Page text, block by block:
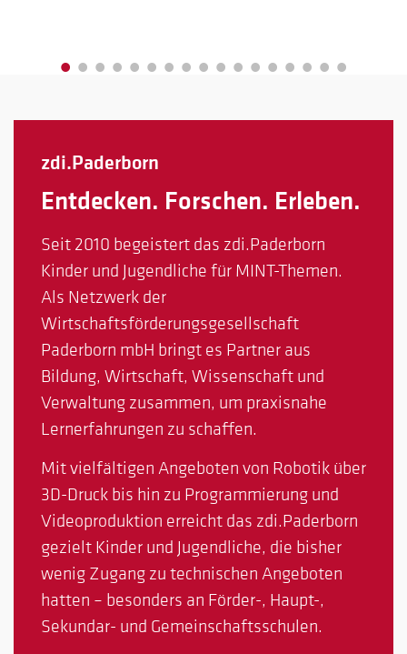
zdi.Paderborn
Entdecken. Forschen. Erleben.
Seit 2010 begeistert das zdi.Paderborn
Kinder und Jugendliche für MINT-Themen.
Als Netzwerk der
Wirtschaftsförderungsgesellschaft
Paderborn mbH bringt es Partner aus
Bildung, Wirtschaft, Wissenschaft und
Verwaltung zusammen, um praxisnahe
Lernerfahrungen zu schaffen.
Mit vielfältigen Angeboten von Robotik über
3D-Druck bis hin zu Programmierung und
Videoproduktion erreicht das zdi.Paderborn
gezielt Kinder und Jugendliche, die bisher
wenig Zugang zu technischen Angeboten
hatten – besonders an Förder-, Haupt-,
Sekundar- und Gemeinschaftsschulen.